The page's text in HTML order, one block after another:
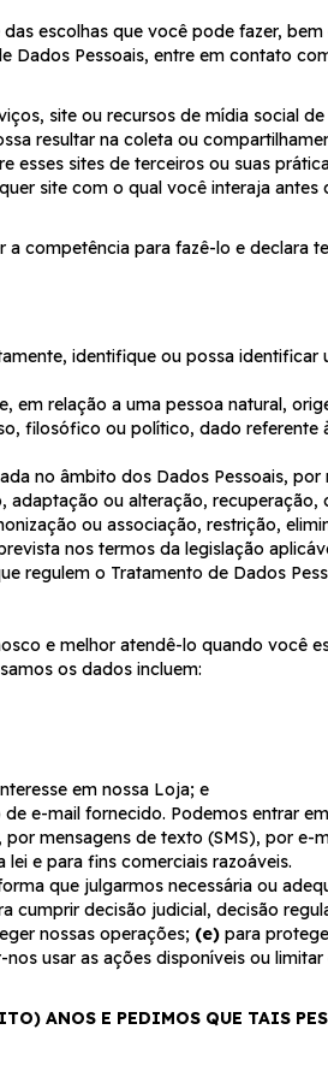
escolhas que você pode fazer,
Dados Pessoais, entre em contato
site ou recursos de mídia social
resultar na coleta ou
sites de terceiros ou suas
site com o qual você interaja
competência para fazê-lo e declara
identifique ou possa
em relação a uma pessoa natural,
filosófico ou político, dado referente
no âmbito dos Dados Pessoais,
ou alteração,
ou associação, restrição,
nos termos da legislação
regulem o Tratamento de Dados
e melhor atendê-lo quando você
os dados incluem:
em nossa Loja; e
e-mail fornecido. Podemos entrar
mensagens de texto (SMS), por e-
e para fins comerciais razoáveis.
que julgarmos necessária ou
cumprir decisão judicial, decisão
nossas operações; (e) para
nos usar as ações disponíveis ou
ANOS E PEDIMOS QUE TAIS